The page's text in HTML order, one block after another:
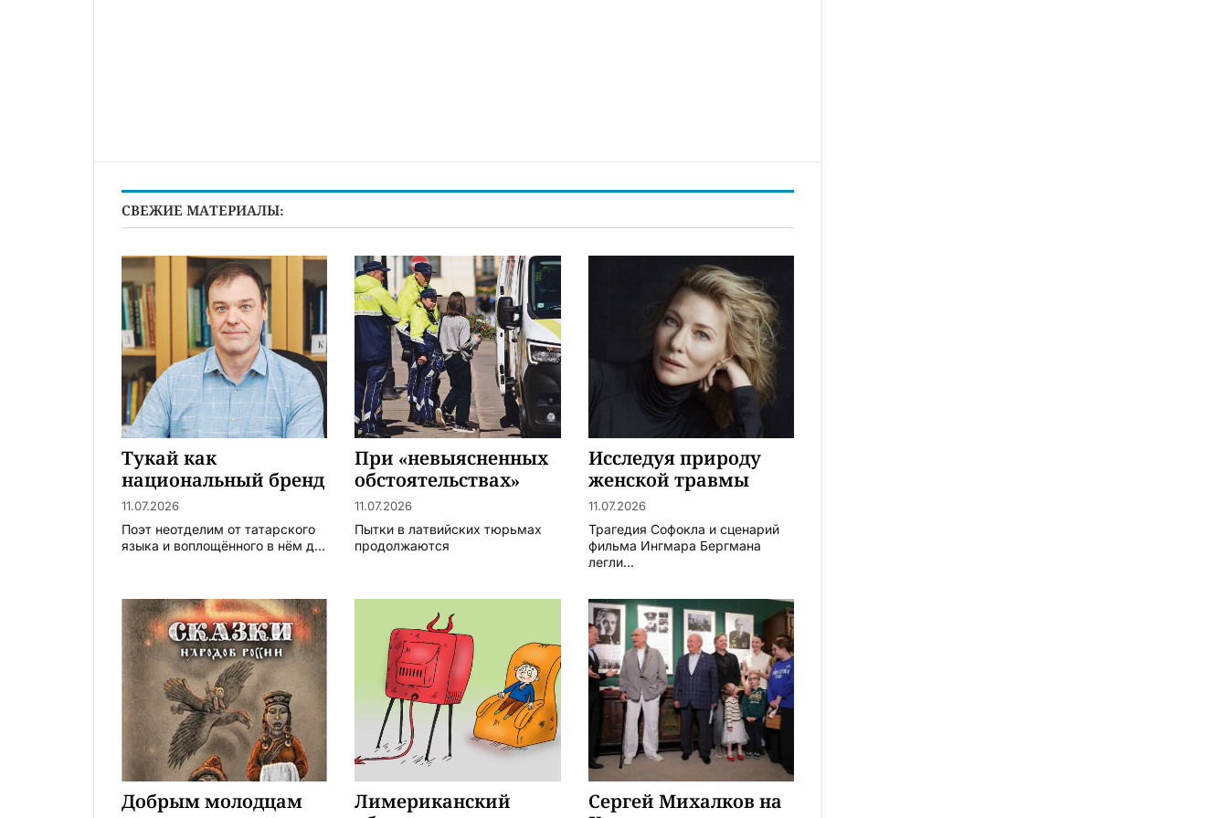
СВЕЖИЕ МАТЕРИАЛЫ:
Тукай как
национальный бренд
11.07.2026
Поэт неотделим от татарского
языка и воплощённого в нём д...
При «невыясненных
обстоятельствах»
11.07.2026
Пытки в латвийских тюрьмах
продолжаются
Исследуя природу
женской травмы
11.07.2026
Трагедия Софокла и сценарий
фильма Ингмара Бергмана
легли...
Добрым молодцам
Лимериканский
Сергей Михалков на